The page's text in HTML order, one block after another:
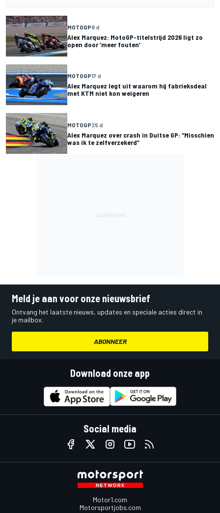
MOTOGP8 d
Alex Marquez: MotoGP-titelstrijd 2026 ligt zo
open door ‘meer fouten’
MOTOGP17 d
Alex Marquez legt uit waarom hij fabrieksdeal
met KTM niet kon weigeren
MOTOGP25 d
Alex Marquez over crash in Duitse GP: “Misschien
was ik te zelfverzekerd”
Meld je aan voor onze nieuwsbrief
Ontvang het laatste nieuws, updates en speciale acties direct in
je mailbox.
ABONNEER
Download onze app
Social media
Motor1.com
Motorsportjobs.com